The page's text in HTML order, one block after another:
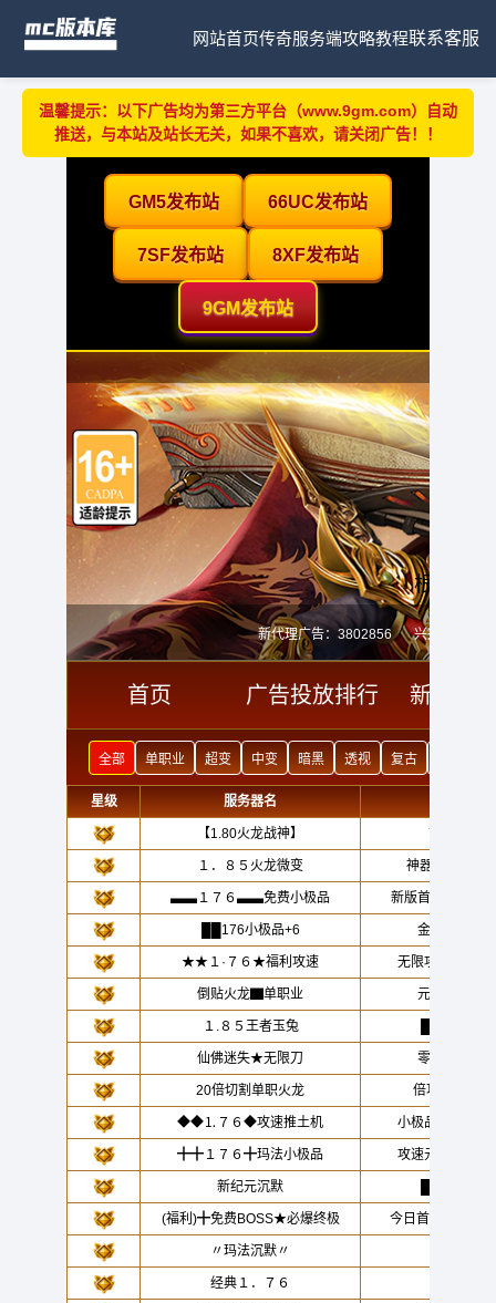
网站首页传奇服务端攻略教程联系客服
温馨提示：以下广告均为第三方平台（www.9gm.com）自动
推送，与本站及站长无关，如果不喜欢，请关闭广告！！